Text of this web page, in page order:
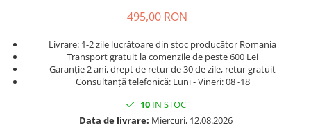
495,00 RON
Livrare: 1-2 zile lucrătoare din stoc producător Romania
Transport gratuit la comenzile de peste 600 Lei
Garanție 2 ani, drept de retur de 30 de zile, retur gratuit
Consultanță telefonică: Luni - Vineri: 08 -18
10IN STOC
Data de livrare: Miercuri, 12.08.2026